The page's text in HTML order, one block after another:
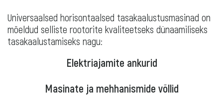
Universaalsed horisontaalsed tasakaalustusmasinad on
mõeldud selliste rootorite kvaliteetseks dünaamiliseks
tasakaalustamiseks nagu:
Elektriajamite ankurid
Masinate ja mehhanismide võllid